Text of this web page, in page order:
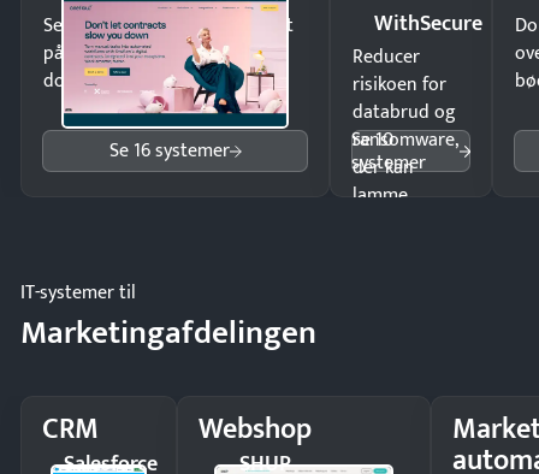
Send kontrakter til underskrift
på minutter og mist ingen
dokumenter.
Se 16 systemer
WithSecure
Reducer
risikoen for
databrud og
ransomware,
der kan
lamme
Se 10
systemer
IT-systemer til
Marketingafdelingen
CRM
Salesforce
Webshop
SHUP